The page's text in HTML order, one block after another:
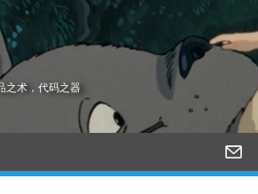
之术，代码之器